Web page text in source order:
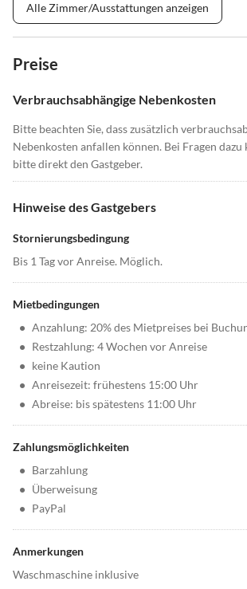
Alle Zimmer/Ausstattungen anzeigen
Preise
Verbrauchsabhängige Nebenkosten
Bitte beachten Sie, dass zusätzlich
Nebenkosten anfallen können. Bei Fragen
bitte direkt den Gastgeber.
Hinweise des Gastgebers
Stornierungsbedingung
Bis 1 Tag vor Anreise. Möglich.
Mietbedingungen
• Anzahlung: 20% des Mietpreises bei
• Restzahlung: 4 Wochen vor Anreise
• keine Kaution
• Anreisezeit: frühestens 15:00 Uhr
• Abreise: bis spätestens 11:00 Uhr
Zahlungsmöglichkeiten
• Barzahlung
• Überweisung
• PayPal
Anmerkungen
Waschmaschine inklusive